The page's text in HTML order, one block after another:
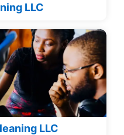
LLC
LLC